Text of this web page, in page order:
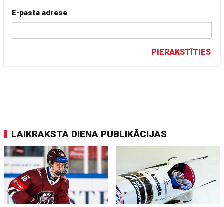
E-pasta adrese
PIERAKSTĪTIES
LAIKRAKSTA DIENA PUBLIKĀCIJAS